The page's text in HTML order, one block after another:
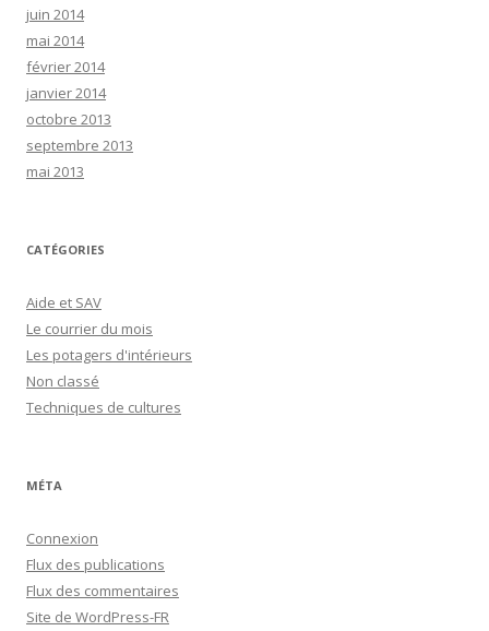
juin 2014
mai 2014
février 2014
janvier 2014
octobre 2013
septembre 2013
mai 2013
CATÉGORIES
Aide et SAV
Le courrier du mois
Les potagers d'intérieurs
Non classé
Techniques de cultures
MÉTA
Connexion
Flux des publications
Flux des commentaires
Site de WordPress-FR